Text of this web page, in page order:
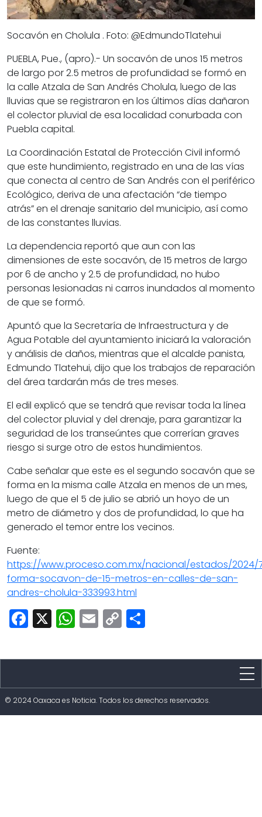
Socavón en Cholula . Foto: @EdmundoTlatehui
PUEBLA, Pue., (apro).- Un socavón de unos 15 metros
de largo por 2.5 metros de profundidad se formó en
la calle Atzala de San Andrés Cholula, luego de las
lluvias que se registraron en los últimos días dañaron
el colector pluvial de esa localidad conurbada con
Puebla capital.
La Coordinación Estatal de Protección Civil informó
que este hundimiento, registrado en una de las vías
que conecta al centro de San Andrés con el periférico
Ecológico, deriva de una afectación “de tiempo
atrás” en el drenaje sanitario del municipio, así como
de las constantes lluvias.
La dependencia reportó que aun con las
dimensiones de este socavón, de 15 metros de largo
por 6 de ancho y 2.5 de profundidad, no hubo
personas lesionadas ni carros inundados al momento
de que se formó.
Apuntó que la Secretaría de Infraestructura y de
Agua Potable del ayuntamiento iniciará la valoración
y análisis de daños, mientras que el alcalde panista,
Edmundo Tlatehui, dijo que los trabajos de reparación
del área tardarán más de tres meses.
El edil explicó que se tendrá que revisar toda la línea
del colector pluvial y del drenaje, para garantizar la
seguridad de los transeúntes que correrían graves
riesgo si surge otro de estos hundimientos.
Cabe señalar que este es el segundo socavón que se
forma en la misma calle Atzala en menos de un mes,
luego de que el 5 de julio se abrió un hoyo de un
metro de diámetro y dos de profundidad, lo que ha
generado el temor entre los vecinos.
Fuente:
https://www.proceso.com.mx/nacional/estados/2024/
forma-socavon-de-15-metros-en-calles-de-san-
andres-cholula-333993.html
Facebook
X WhatsApp
Email
Copy
Estado
Política
© 2024 Oaxaca es Noticia. Todos los derechos reservados.